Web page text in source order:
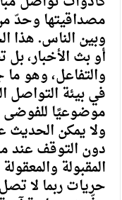
مصداقيتها وحدّ
وبين الناس. هذا
أو بث الأخبار،
والتفاعل، وهو
في بيئة التواصل
موضوعيًا للفوضى
ولا يمكن الحديث
دون التوقف عند
المقبولة
حريات ربما لا